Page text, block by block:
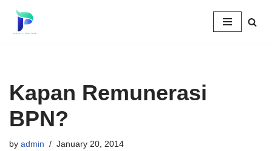
Skip
Kapan Remunerasi
BPN?
by admin January 20, 2014